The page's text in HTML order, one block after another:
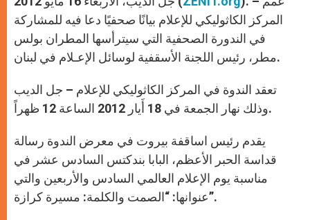
p e
r
k
المركز الكاثوليكي للإعلام بيانًا صحفيًا دعا فيه للمشاركة
في الندورة الصحفية التي سيترأسها المطران بولس
مطر، رئيس اللجنة الأسقفية لوسائل الإعـلام في لبنان.
تعقد الندوة في المركز الكاثوليكي للإعلام – جل الديب
وذلك نهار الجمعة في 18 أَيار 2012 الساعة 12 ظهراً.
يقدم رئيس اساقفة بيروت في معرض الندوة رسالة
قداسة الحبر الأعظم، البابا بندكتس السادس عشر في
مناسبة يوم الإعلام العالمي السادس والأربعين والتي
عنوانها: “الصمت والكلمة: مسيرة كرازة”.